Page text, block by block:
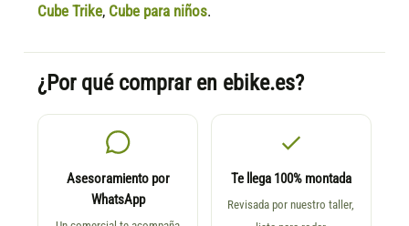
Cube Trike, Cube para niños.
¿Por qué comprar en ebike.es?
Asesoramiento por
WhatsApp
Te llega 100% montada
Revisada por nuestro taller,